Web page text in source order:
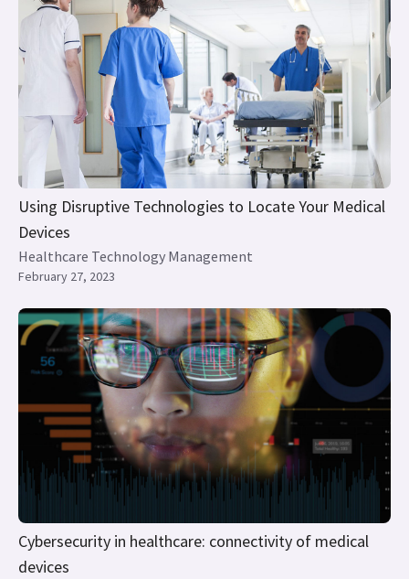
Using Disruptive Technologies to Locate Your Medical
Devices
Healthcare Technology Management
February 27, 2023
Cybersecurity in healthcare: connectivity of medical
devices